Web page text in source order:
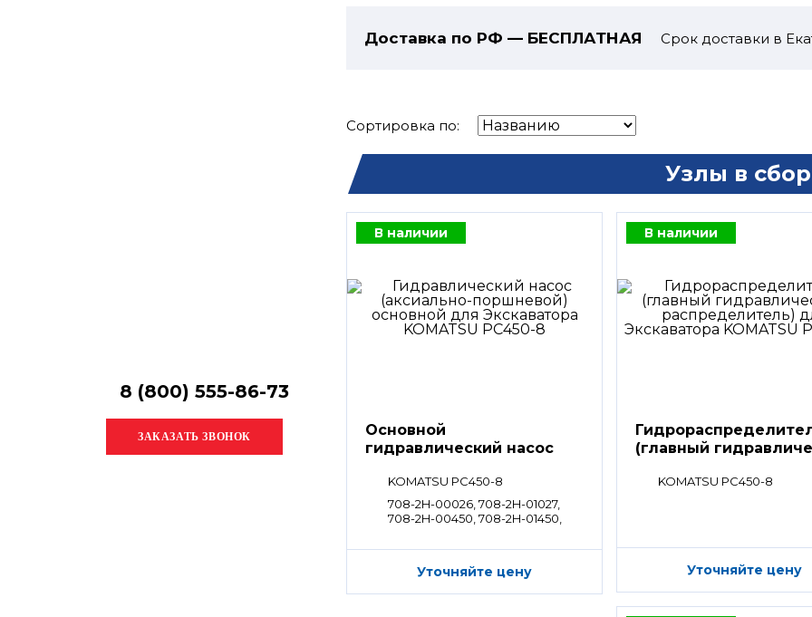
8 (800) 555-86-73
Доставка по РФ — БЕСПЛАТНАЯ Срок доставки в
Сортировка по:
Узлы в
В наличии
Основной
гидравлический насос
KOMATSU PC450-8
708-2H-00026, 708-2H-01027,
708-2H-00450, 708-2H-01450,
708-2H-01451
Уточняйте цену
В наличии
(главный
KOMATSU PC450-8
Уточняйте цену